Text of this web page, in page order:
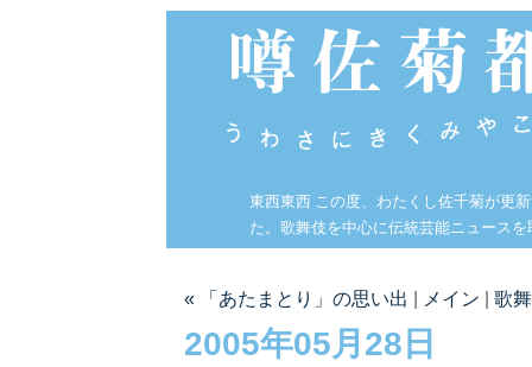
東西東西 この度、わたくし佐千菊が更
た。歌舞伎を中心に伝統芸能ニュース
« 「あたまとり」の思い出 メイン 歌
2005年05月28日